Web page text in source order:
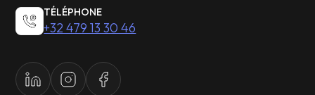
TÉLÉPHONE
+32 479 13 30 46